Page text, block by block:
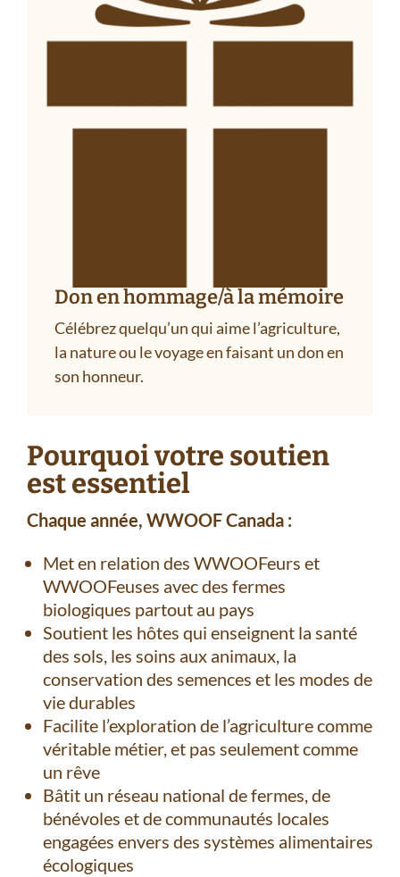
Don en hommage/à la mémoire
Célébrez quelqu’un qui aime l’agriculture,
la nature ou le voyage en faisant un don en
son honneur.
Pourquoi votre soutien
est essentiel
Chaque année, WWOOF Canada :
Met en relation des WWOOFeurs et
WWOOFeuses avec des fermes
biologiques partout au pays
Soutient les hôtes qui enseignent la santé
des sols, les soins aux animaux, la
conservation des semences et les modes de
vie durables
Facilite l’exploration de l’agriculture comme
véritable métier, et pas seulement comme
un rêve
Bâtit un réseau national de fermes, de
bénévoles et de communautés locales
engagées envers des systèmes alimentaires
écologiques